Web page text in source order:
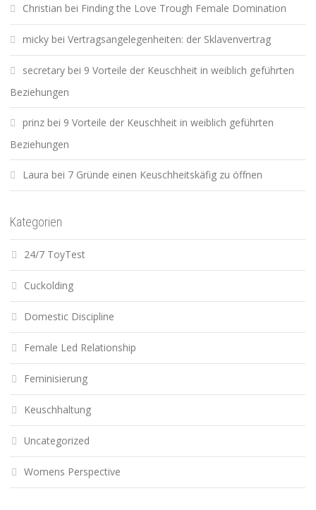
Christian bei Finding the Love Trough Female Domination
micky bei Vertragsangelegenheiten: der Sklavenvertrag
secretary bei 9 Vorteile der Keuschheit in weiblich geführten
Beziehungen
prinz bei 9 Vorteile der Keuschheit in weiblich geführten
Beziehungen
Laura bei 7 Gründe einen Keuschheitskäfig zu öffnen
Kategorien
24/7 ToyTest
Cuckolding
Domestic Discipline
Female Led Relationship
Feminisierung
Keuschhaltung
Uncategorized
Womens Perspective